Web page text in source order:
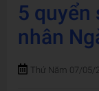
5 quyển
nhân
Thứ Năm 07/05/